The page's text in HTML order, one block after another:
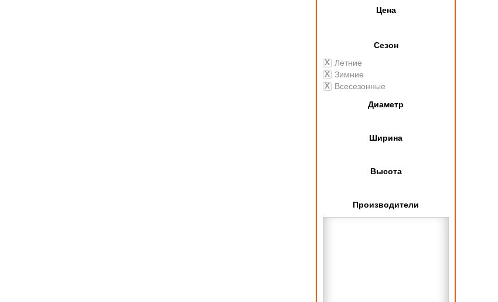
Цена
Сезон
Летние
Зимние
Всесезонные
Диаметр
Ширина
Высота
Производители